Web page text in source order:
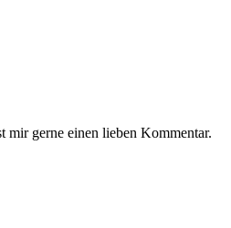
mir gerne einen lieben Kommentar.